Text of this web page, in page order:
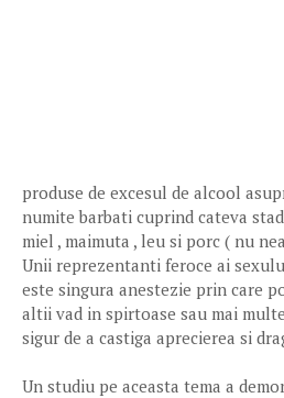
produse de excesul de alcool
numite barbati cuprind cateva
miel , maimuta , leu si porc ( nu
Unii reprezentanti feroce ai
este singura anestezie prin care
altii vad in spirtoase sau mai
sigur de a castiga aprecierea si
Un studiu pe aceasta tema a